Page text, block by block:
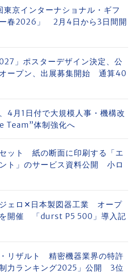
東京インターナショナル・ギフ
ー春2026」 2月4日から3日間開
」ポスターデザイン決定、公
ープン、出展募集開始 通算40
4月1日付で大規模人事・機構改
体制強化へ
ット 紙の断面に印刷する「エ
ト」のサービス資料公開 小ロ
ジェロ✕日本製図器工業 オープ
開催 「durst P5 500」導入記
リザルト 精密機器業界の特許
制力ランキング2025」公開 3位